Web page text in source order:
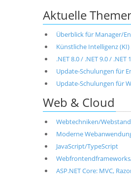
Aktuelle
Überblick für Manager/
Künstliche Intelligenz
.NET 8.0 / .NET 9.0 /
Update-Schulungen für
Update-Schulungen für
Web & Cloud
Webtechniken/
Moderne
JavaScript/TypeScript
Webfrontendframeworks/
ASP.NET Core: MVC,